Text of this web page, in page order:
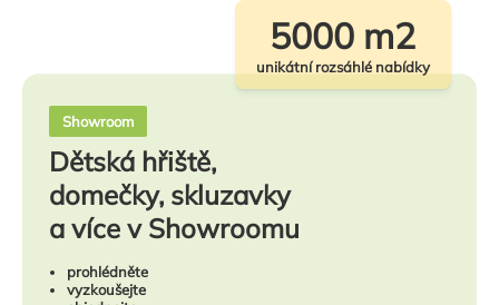
Showroom
Dětská hřiště,
domečky, skluzavky
a více v Showroomu
prohlédněte
vyzkoušejte
5000 m2
unikátní rozsáhlé nabídky